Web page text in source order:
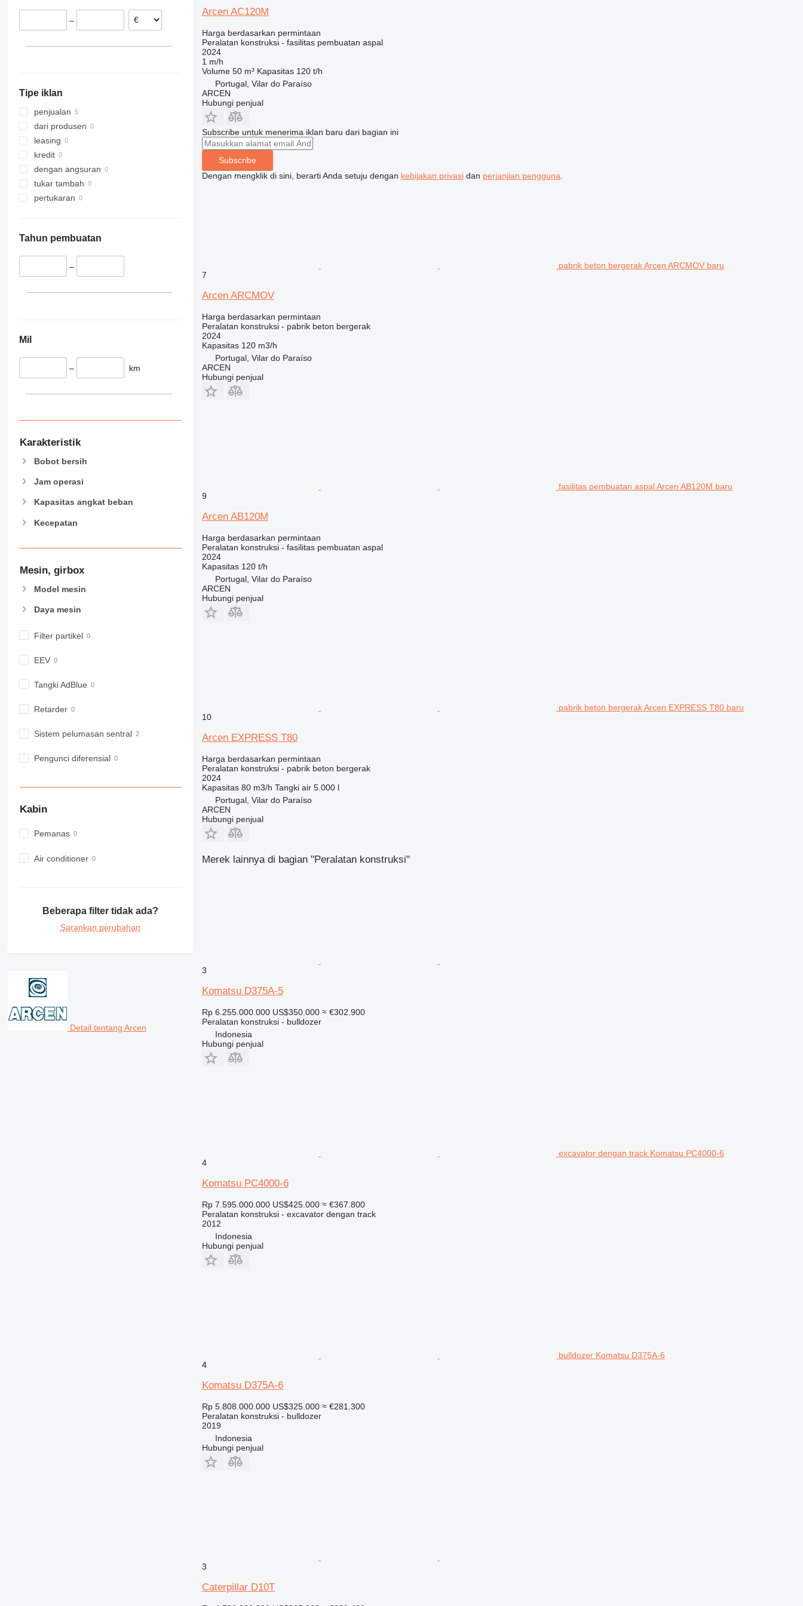
311
317
318
319
320
321
322
323
324
329
330
416
426
432
434
589
907
914
924
926
930
950
962
973
988
C-series
F-series
GC
IT
M-series
427
8008
8018
8025
8026
8030
8035
CT
JS
S-Series
TM
3246
Liftlux
Pecolift
R-series
Toucan
SD
XP
–
Tipe iklan
penjualan
dari produsen
leasing
kredit
dengan angsuran
tukar tambah
pertukaran
Tahun pembuatan
–
Mil
– km
Karakteristik
Bobot bersih
Jam operasi
Kapasitas angkat beban
Kecepatan
Mesin, girbox
Model mesin
Daya mesin
Filter partikel
EEV
Tangki AdBlue
Retarder
Sistem pelumasan sentral
Pengunci diferensial
Kabin
Pemanas
Air conditioner
Beberapa filter tidak ada?
Sarankan perubahan
Detail tentang Arcen
Arcen AC120M
Harga berdasarkan permintaan
Peralatan konstruksi - fasilitas pembuatan aspal
2024
1 m/h
Volume 50 m³ Kapasitas 120 t/h
Portugal, Vilar do Paraíso
ARCEN
Hubungi penjual
Subscribe untuk menerima iklan baru dari bagian ini
Subscribe
Dengan mengklik di sini, berarti Anda setuju dengan kebijakan privasidan perjanjian pengguna
pabrik beton bergerak Arcen ARCMOV baru
7
Arcen ARCMOV
Harga berdasarkan permintaan
Peralatan konstruksi - pabrik beton bergerak
2024
Kapasitas 120 m3/h
Portugal, Vilar do Paraíso
ARCEN
Hubungi penjual
fasilitas pembuatan aspal Arcen AB120M baru
9
Arcen AB120M
Harga berdasarkan permintaan
Peralatan konstruksi - fasilitas pembuatan aspal
2024
Kapasitas 120 t/h
Portugal, Vilar do Paraíso
ARCEN
Hubungi penjual
pabrik beton bergerak Arcen EXPRESS T80 baru
10
Arcen EXPRESS T80
Harga berdasarkan permintaan
Peralatan konstruksi - pabrik beton bergerak
2024
Kapasitas 80 m3/h Tangki air 5.000 l
Portugal, Vilar do Paraíso
ARCEN
Hubungi penjual
Merek lainnya di bagian "Peralatan konstruksi"
3
Komatsu D375A-5
Rp 6.255.000.000 US$350.000 ≈ €302.900
Peralatan konstruksi - bulldozer
Indonesia
Hubungi penjual
excavator dengan track Komatsu PC4000-6
4
Komatsu PC4000-6
Rp 7.595.000.000 US$425.000 ≈ €367.800
Peralatan konstruksi - excavator dengan track
2012
Indonesia
Hubungi penjual
bulldozer Komatsu D375A-6
4
Komatsu D375A-6
Rp 5.808.000.000 US$325.000 ≈ €281.300
Peralatan konstruksi - bulldozer
2019
Indonesia
Hubungi penjual
3
Caterpillar D10T